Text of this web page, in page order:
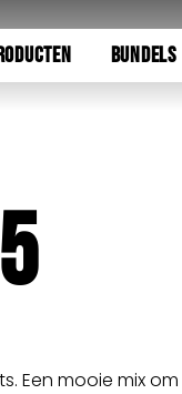
BUNDELS
Een mooie mix